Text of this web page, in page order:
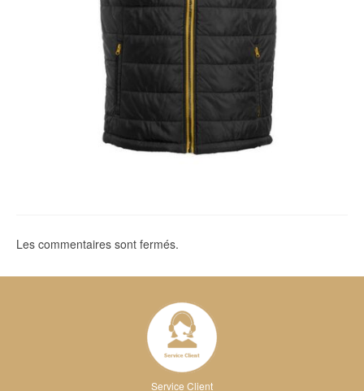
Les commentaires sont fermés.
Service Client